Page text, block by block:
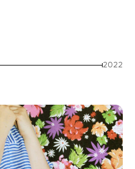
2022